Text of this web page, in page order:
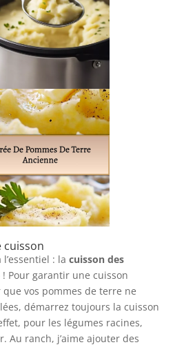
cuisson
: la cuisson des
! Pour garantir une cuisson
vos pommes de terre ne
démarrez toujours la cuisson
pour les légumes racines,
Au ranch, j’aime ajouter des